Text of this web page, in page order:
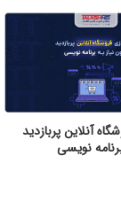
آنلاین پربازدید
نویسی